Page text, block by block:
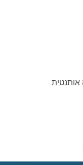
אותנטית